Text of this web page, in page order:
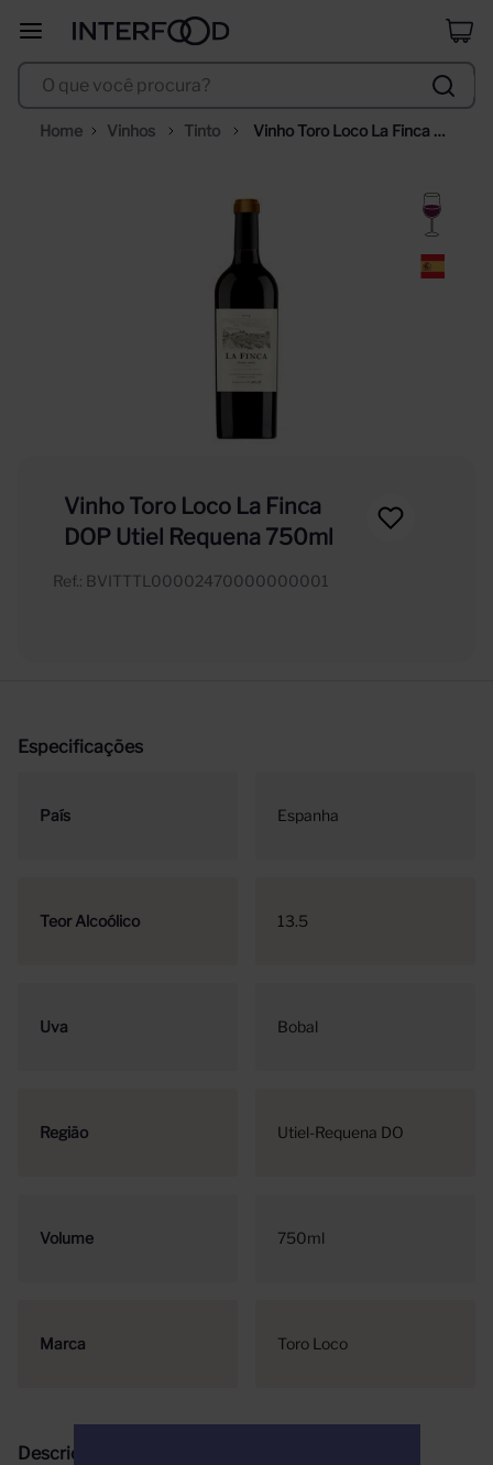
O que você procura?
Vinhos Tinto
Vinho Toro Loco La Finca
Vinho Toro Loco La Finca
DOP Utiel Requena 750ml
Ref. : BVITTTL00002470000000001
Especificações
País Espanha
Teor Alcoólico 13.5
Uva Bobal
Região Utiel-Requena DO
Volume 750ml
Marca Toro Loco
Descrição
º erdinger
corpus astral
10ºsanta helena